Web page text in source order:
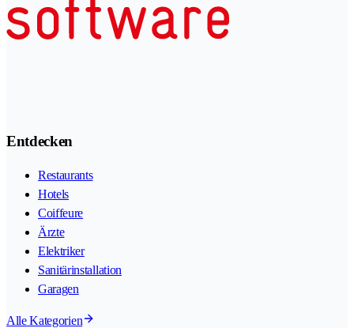
Entdecken
Restaurants
Hotels
Coiffeure
Ärzte
Elektriker
Sanitärinstallation
Garagen
Alle Kategorien